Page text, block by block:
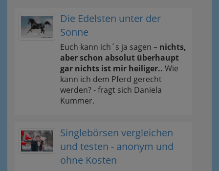
Die Edelsten unter der
Sonne
Euch kann ich´s ja sagen – nichts,
aber schon absolut überhaupt
gar nichts ist mir heiliger.. Wie
kann ich dem Pferd gerecht
werden? - fragt sich Daniela
Kummer.
Singlebörsen vergleichen
und testen - anonym und
ohne Kosten